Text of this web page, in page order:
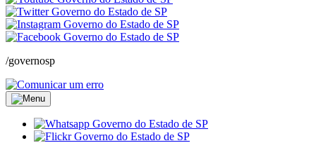
/governosp